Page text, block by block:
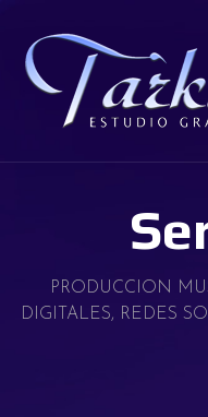
PRODUCCION
DIGITALES, REDES